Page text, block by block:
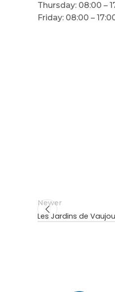
Thursday: 08:00 –
Friday: 08:00 –
Newer
Les Jardins de